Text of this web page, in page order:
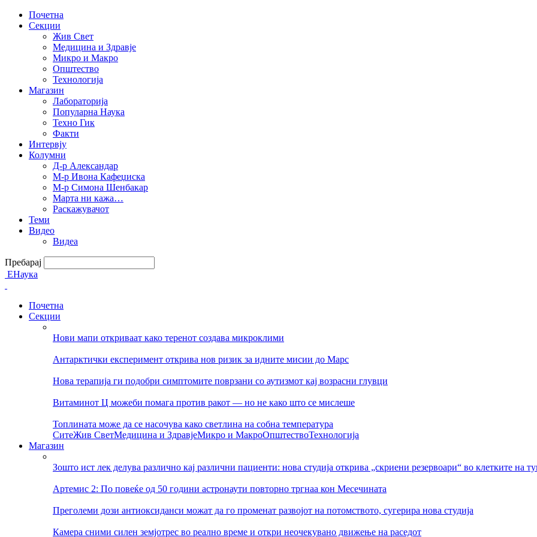
Почетна
Секции
Жив Свет
Медицина и Здравје
Микро и Макро
Општество
Технологија
Магазин
Лабораторија
Популарна Наука
Техно Гик
Факти
Интервју
Колумни
Д-р Александар
М-р Ивона Кафеџиска
М-р Симона Шенбакар
Марта ни кажа…
Раскажувачот
Теми
Видео
Видеа
Пребарај
ЕНаука
Почетна
Секции
Нови мапи откриваат како теренот создава микроклими
Антарктички експеримент открива нов ризик за идните мисии до Марс
Нова терапија ги подобри симптомите поврзани со аутизмот кај возрасни глувци
Витаминот Ц можеби помага против ракот — но не како што се мислеше
Топлината може да се насочува како светлина на собна температура
СитеЖив СветМедицина и ЗдравјеМикро и МакроОпштествоТехнологија
Магазин
Зошто ист лек делува различно кај различни пациенти: нова студија открива „скриени резервоари“ во клетките на
Артемис 2: По повеќе од 50 години астронаути повторно тргнаа кон Месечината
Преголеми дози антиоксиданси можат да го променат развојот на потомството, сугерира нова студија
Камера сними силен земјотрес во реално време и откри неочекувано движење на раседот